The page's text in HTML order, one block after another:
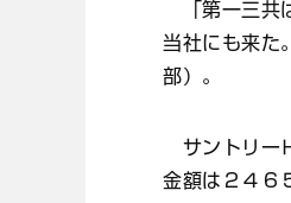
「第一三共
当社にも来た
部）。
サントリー
金額は２４６